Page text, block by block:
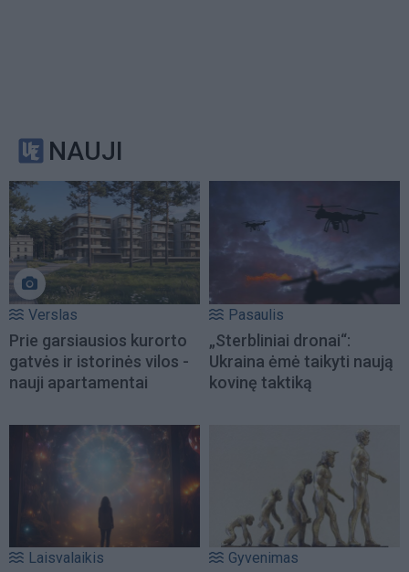
NAUJI
Verslas
Prie garsiausios kurorto
gatvės ir istorinės vilos -
nauji apartamentai
Pasaulis
„Sterbliniai dronai“:
Ukraina ėmė taikyti naują
kovinę taktiką
Laisvalaikis Gyvenimas